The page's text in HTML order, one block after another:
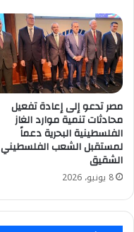
مصر تدعو إلى إعادة تفعيل
محادثات تنمية موارد الغاز
الفلسطينية البحرية دعماً
لمستقبل الشعب الفلسطيني
الشقيق
8 يونيو، 2026